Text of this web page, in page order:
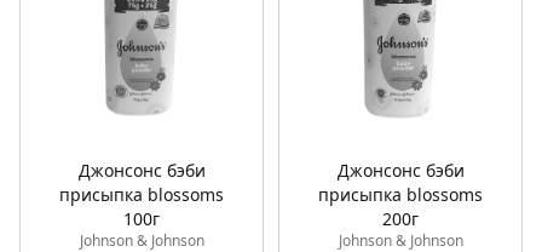
Джонсонс бэби
присыпка blossoms
100г
Johnson & Johnson
Джонсонс бэби
присыпка blossoms
200г
Johnson & Johnson